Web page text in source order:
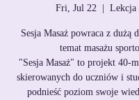
Fri, Jul 22 Lekcja
Sesja Masaż powraca z dużą
temat masażu
"Sesja Masaż" to projekt 40-
skierowanych do uczniów i
podnieść poziom swoje